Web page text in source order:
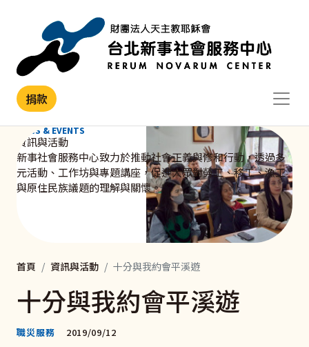
捐款
NEWS & EVENTS
資訊與活動
新事社會服務中心致力於推動社會正義與修和行動，透過多
元活動、工作坊與專題講座，促進大眾對勞工、移工、漁工
與原住民族議題的理解與關懷。
首頁 資訊與活動 十分與我約會平溪遊
十分與我約會平溪遊
職災服務 2019/09/12